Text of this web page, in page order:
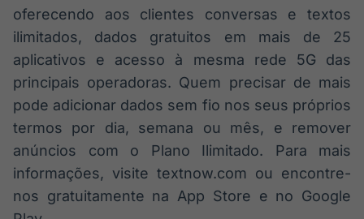
oferecendo aos clientes conversas e textos
ilimitados, dados gratuitos em mais de 25
aplicativos e acesso à mesma rede 5G das
principais operadoras. Quem precisar de mais
pode adicionar dados sem fio nos seus próprios
termos por dia, semana ou mês, e remover
anúncios com o Plano Ilimitado. Para mais
informações, visite textnow.com ou encontre-
nos gratuitamente na App Store e no Google